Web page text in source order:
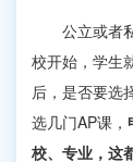
公立或者
校开始，学生
后，是否要选
选几门AP课，
校、专业，这